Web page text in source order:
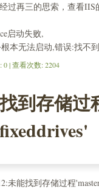
过再三的思索，查看IIS
启动失败,
本无法启动,错误:找不
0 | 查看次数: 2204
到存储过
未能找到存储过程